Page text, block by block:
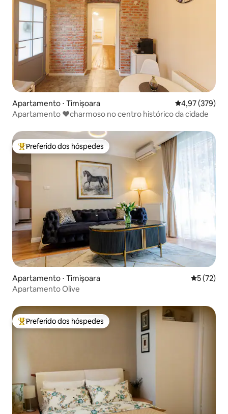
Apartamento ⋅ Timișoara 4,97 de uma
4,97 (379)
Apartamento ❤️charmoso no centro histórico da cidade
Entre os melhores preferidos dos hóspedes
Preferido dos hóspedes
Apartamento ⋅ Timișoara 5 de uma
5 (72)
Apartamento Olive
Entre os melhores preferidos dos hóspedes
Preferido dos hóspedes